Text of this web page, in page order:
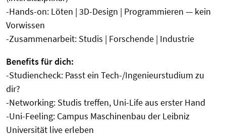
-Hands-on: Löten | 3D-Design | Programmieren — kein
Vorwissen
-Zusammenarbeit: Studis | Forschende | Industrie
Benefits für dich:
-Studiencheck: Passt ein Tech-/Ingenieurstudium zu
dir?
-Networking: Studis treffen, Uni-Life aus erster Hand
-Uni-Feeling: Campus Maschinenbau der Leibniz
Universität live erleben